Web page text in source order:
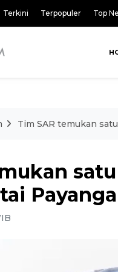
Terkini Terpopuler Top
Tim SAR temukan